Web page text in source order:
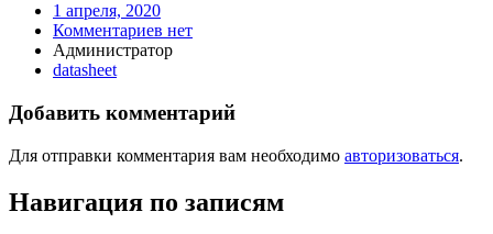
1 апреля, 2020
Комментариев нет
Администратор
datasheet
Добавить комментарий
Для отправки комментария вам необходимо авторизоваться.
Навигация по записям